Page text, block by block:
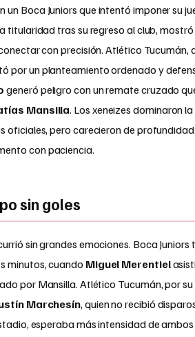
un Boca Juniors que intentó imponer su
titularidad tras su regreso al club,
con precisión. Atlético Tucumán,
por un planteamiento ordenado y
generó peligro con un remate cruzado
Mansilla. Los xeneizes dominaron
oficiales, pero carecieron de
con paciencia.
sin goles
sin grandes emociones. Boca Juniors
minutos, cuando Miguel Merentiel
por Mansilla. Atlético Tucumán, por
Marchesín, quien no recibió
esperaba más intensidad de ambos